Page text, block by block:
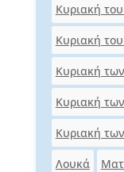
Κυριακή
Κυριακή
Κυριακή
Κυριακή
Κυριακή
Λουκά